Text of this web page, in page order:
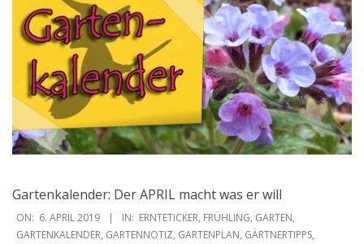
Gartenkalender: Der APRIL macht was er will
2019-
04-
ON: 6. APRIL 2019 IN: ERNTETICKER, FRÜHLING, GARTEN,
GARTENKALENDER, GARTENNOTIZ, GARTENPLAN, GÄRTNERTIPPS,